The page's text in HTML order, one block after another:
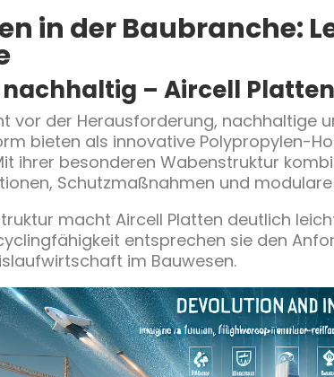
in der Baubranche:
– Aircell
vor der Herausforderung, nachhaltige
bieten als innovative Polypropylen-
ihrer besonderen Wabenstruktur
Schutzmaßnahmen und
macht Aircell Platten deutlich
entsprechen sie den
im Bauwesen.